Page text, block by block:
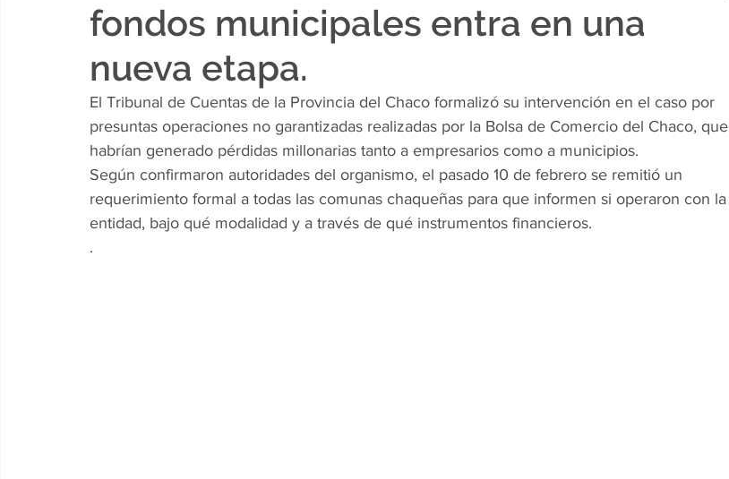
fondos municipales entra en una
nueva etapa.
El Tribunal de Cuentas de la Provincia del Chaco formalizó su intervención en el caso por
presuntas operaciones no garantizadas realizadas por la Bolsa de Comercio del Chaco, que
habrían generado pérdidas millonarias tanto a empresarios como a municipios.
Según confirmaron autoridades del organismo, el pasado 10 de febrero se remitió un
requerimiento formal a todas las comunas chaqueñas para que informen si operaron con la
entidad, bajo qué modalidad y a través de qué instrumentos financieros.
.